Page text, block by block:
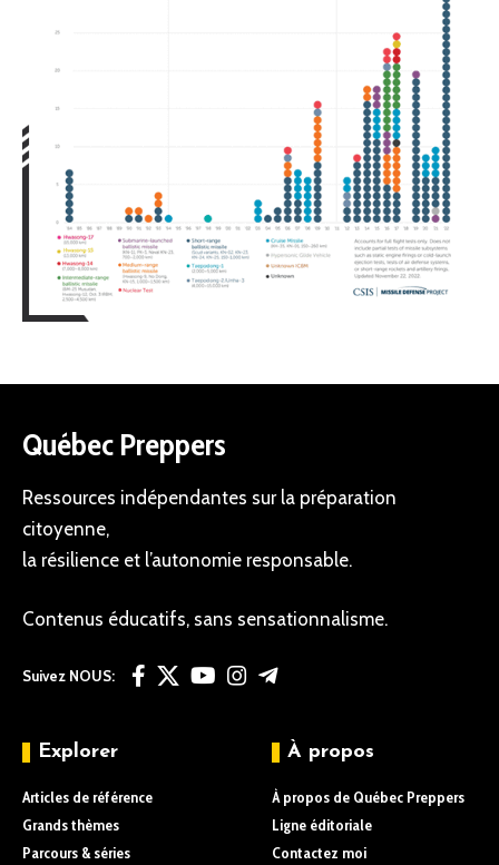
Québec Preppers
Ressources indépendantes sur la préparation
citoyenne,
la résilience et l’autonomie responsable.
Contenus éducatifs, sans sensationnalisme.
Suivez NOUS:
Explorer
Articles de référence
Grands thèmes
Parcours & séries
À propos
À propos de Québec Preppers
Ligne éditoriale
Contactez moi